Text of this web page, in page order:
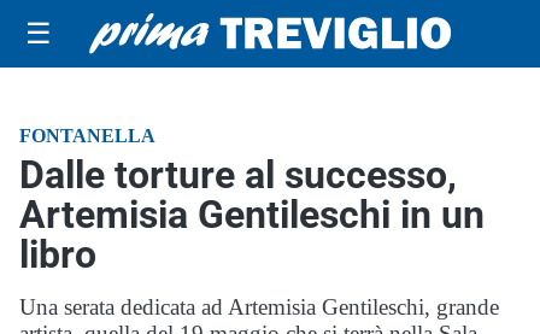
☰
FONTANELLA
Dalle torture al successo,
Artemisia Gentileschi in un
libro
Una serata dedicata ad Artemisia Gentileschi, grande